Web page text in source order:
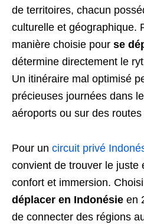
de territoires, chacun
culturelle et géographique.
manière choisie pour se
détermine directement le
Un itinéraire mal optimisé
précieuses journées dans
aéroports ou sur des
Pour un circuit privé
convient de trouver le juste
confort et immersion.
déplacer en Indonésie en
de connecter des régions